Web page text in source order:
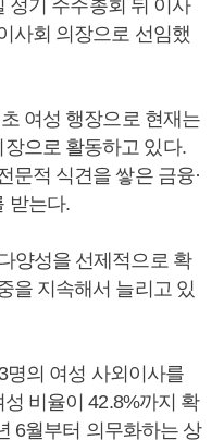
정기 주주총회 뒤 이사
사회 의장으로 선임했
여성 행장으로 현재는
으로 활동하고 있다.
문적 식견을 쌓은 금융·
받는다.
양성을 선제적으로 확
을 지속해서 늘리고 있
명의 여성 사외이사를
비율이 42.8%까지 확
6월부터 의무화하는 상